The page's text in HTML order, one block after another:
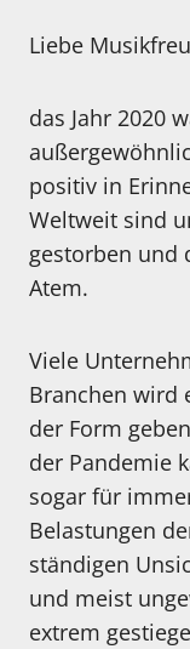
Liebe
das Jahr 2020
positiv in
Weltweit sind
gestorben und
Atem.
Viele
Branchen wird
der Form
der Pandemie
sogar für
Belastungen
ständigen
und meist
extrem